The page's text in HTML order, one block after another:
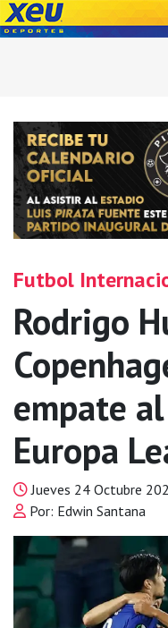
Futbol
Rodrigo
empate
Europa
Jueves 24 Octubre
Por: Edwin Santana